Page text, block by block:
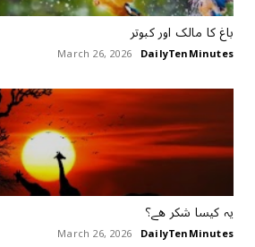
باغ کا مالک اور کبوتر
DailyTenMinutes
March 26, 2026
ﯾﮧ ﮐﯿﺴﺎ ﺷﮑﺮ ﮬﮯ؟
DailyTenMinutes
March 26, 2026